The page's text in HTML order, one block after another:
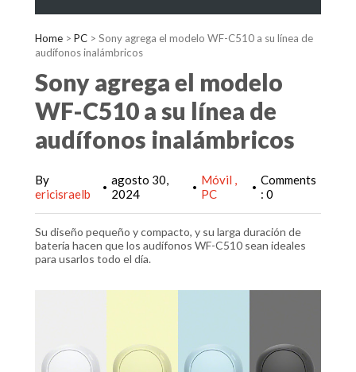
Home > PC > Sony agrega el modelo WF-C510 a su línea de
audífonos inalámbricos
Sony agrega el modelo
WF-C510 a su línea de
audífonos inalámbricos
By
ericisraelb
• agosto 30,
2024
• Móvil
PC
• Comments
: 0
Su diseño pequeño y compacto, y su larga duración de
batería hacen que los audífonos WF-C510 sean ideales
para usarlos todo el día.